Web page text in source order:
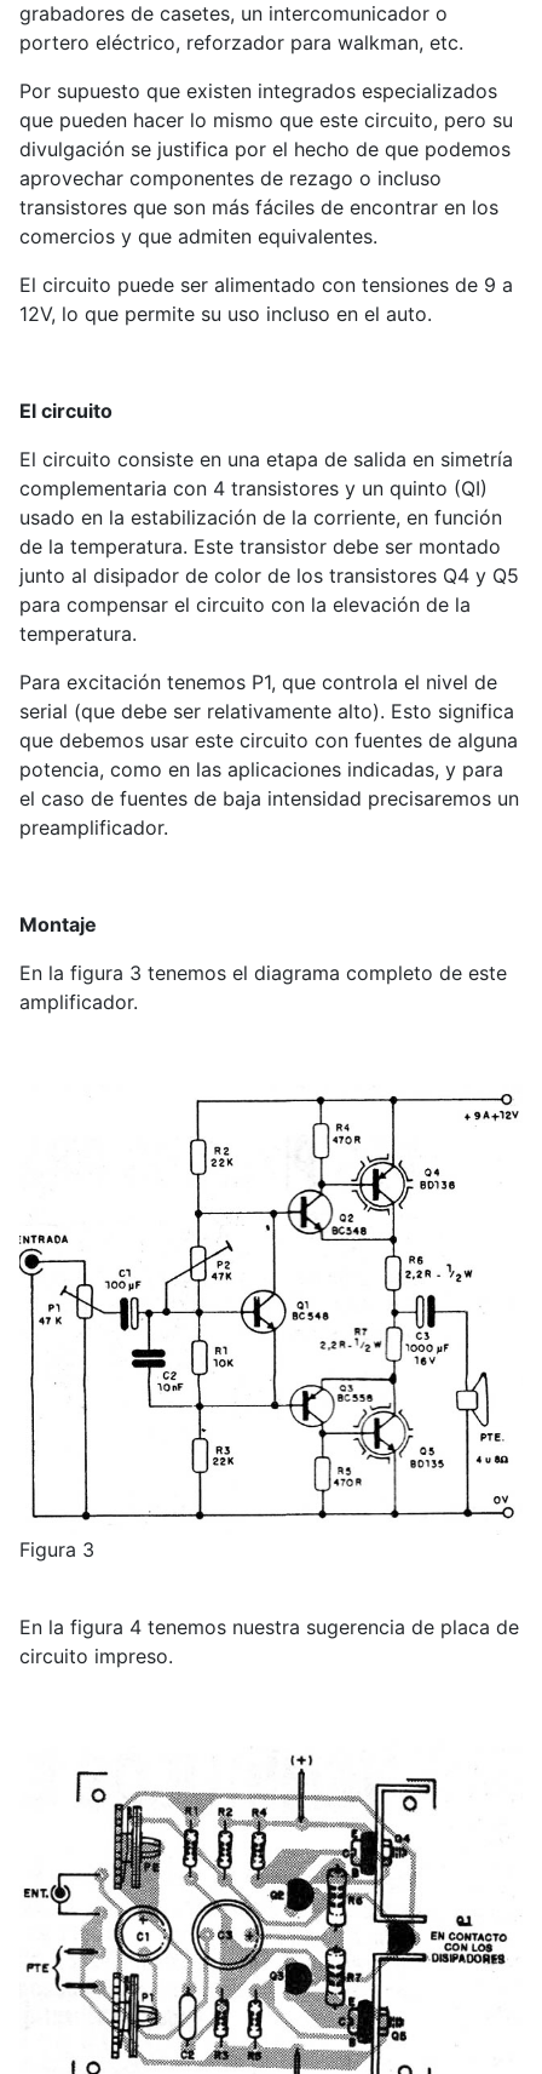
grabadores de casetes, un intercomunicador o
portero eléctrico, reforzador para walkman, etc.
Por supuesto que existen integrados especializados
que pueden hacer lo mismo que este circuito, pero su
divulgación se justifica por el hecho de que podemos
aprovechar componentes de rezago o incluso
transistores que son más fáciles de encontrar en los
comercios y que admiten equivalentes.
El circuito puede ser alimentado con tensiones de 9 a
12V, lo que permite su uso incluso en el auto.
El circuito
El circuito consiste en una etapa de salida en simetría
complementaria con 4 transistores y un quinto (QI)
usado en la estabilización de la corriente, en función
de la temperatura. Este transistor debe ser montado
junto al disipador de color de los transistores Q4 y Q5
para compensar el circuito con la elevación de la
temperatura.
Para excitación tenemos P1, que controla el nivel de
serial (que debe ser relativamente alto). Esto significa
que debemos usar este circuito con fuentes de alguna
potencia, como en las aplicaciones indicadas, y para
el caso de fuentes de baja intensidad precisaremos un
preamplificador.
Montaje
En la figura 3 tenemos el diagrama completo de este
amplificador.
Figura 3
En la figura 4 tenemos nuestra sugerencia de placa de
circuito impreso.